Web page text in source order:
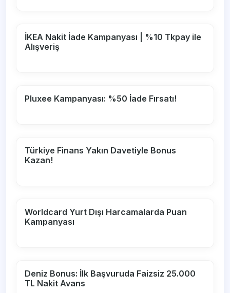
İKEA Nakit İade Kampanyası | %10 Tkpay ile
Alışveriş
Pluxee Kampanyası: %50 İade Fırsatı!
Türkiye Finans Yakın Davetiyle Bonus
Kazan!
Worldcard Yurt Dışı Harcamalarda Puan
Kampanyası
Deniz Bonus: İlk Başvuruda Faizsiz 25.000
TL Nakit Avans